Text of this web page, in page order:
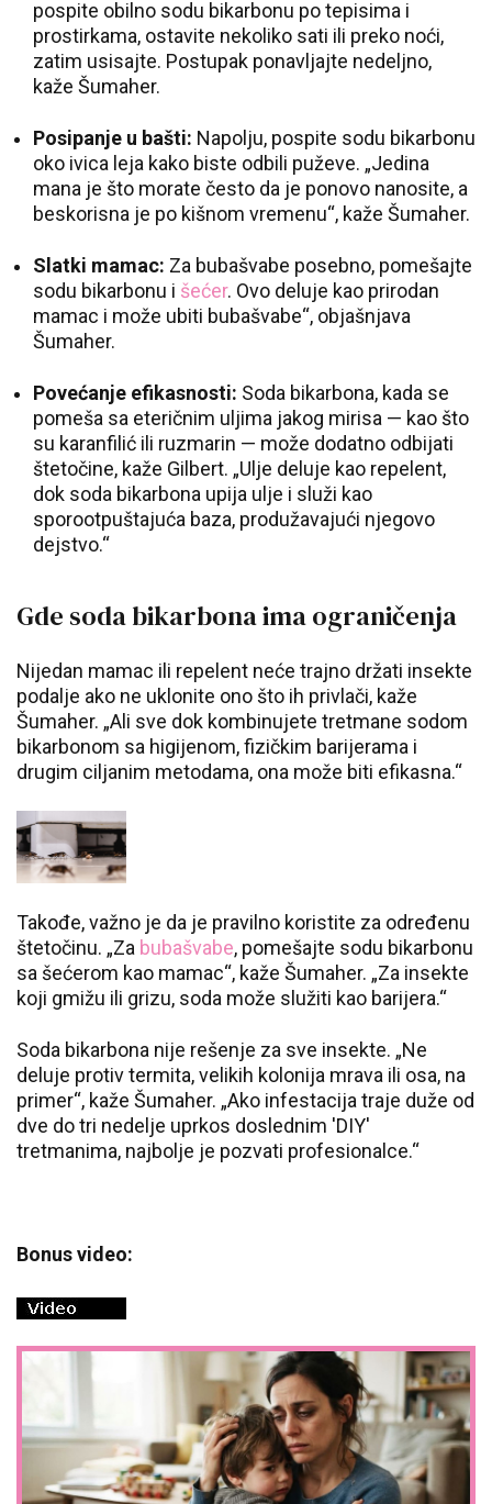
pospite obilno sodu bikarbonu po tepisima i
prostirkama, ostavite nekoliko sati ili preko noći,
zatim usisajte. Postupak ponavljajte nedeljno,
kaže Šumaher.
Posipanje u bašti: Napolju, pospite sodu bikarbonu
oko ivica leja kako biste odbili puževe. „Jedina
mana je što morate često da je ponovo nanosite, a
beskorisna je po kišnom vremenu“, kaže Šumaher.
Slatki mamac: Za bubašvabe posebno, pomešajte
sodu bikarbonu i šećer. Ovo deluje kao prirodan
mamac i može ubiti bubašvabe“, objašnjava
Šumaher.
Povećanje efikasnosti: Soda bikarbona, kada se
pomeša sa eteričnim uljima jakog mirisa — kao što
su karanfilić ili ruzmarin — može dodatno odbijati
štetočine, kaže Gilbert. „Ulje deluje kao repelent,
dok soda bikarbona upija ulje i služi kao
sporootpuštajuća baza, produžavajući njegovo
dejstvo.“
Gde soda bikarbona ima ograničenja
Nijedan mamac ili repelent neće trajno držati insekte
podalje ako ne uklonite ono što ih privlači, kaže
Šumaher. „Ali sve dok kombinujete tretmane sodom
bikarbonom sa higijenom, fizičkim barijerama i
drugim ciljanim metodama, ona može biti efikasna.“
Takođe, važno je da je pravilno koristite za određenu
štetočinu. „Za bubašvabe, pomešajte sodu bikarbonu
sa šećerom kao mamac“, kaže Šumaher. „Za insekte
koji gmižu ili grizu, soda može služiti kao barijera.“
Soda bikarbona nije rešenje za sve insekte. „Ne
deluje protiv termita, velikih kolonija mrava ili osa, na
primer“, kaže Šumaher. „Ako infestacija traje duže od
dve do tri nedelje uprkos doslednim 'DIY'
tretmanima, najbolje je pozvati profesionalce.“
Bonus video: